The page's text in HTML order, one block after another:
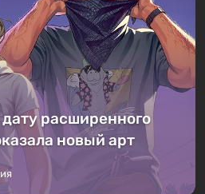
расширенного
новый арт